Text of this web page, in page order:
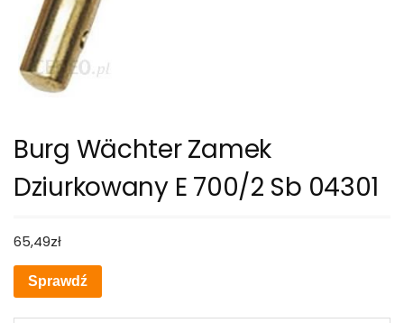
Burg Wächter Zamek
Dziurkowany E 700/2 Sb 04301
65,49zł
Sprawdź